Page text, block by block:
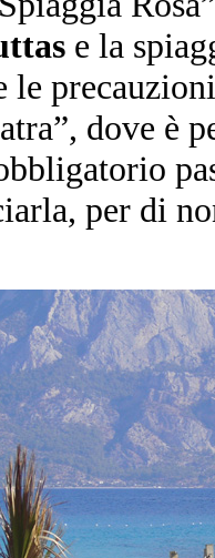
e la
le
dove è
per di